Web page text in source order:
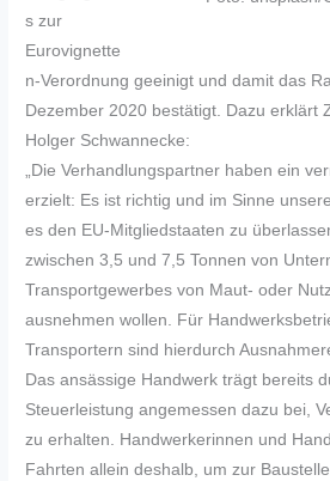
s zur
Eurovignette
n-Verordnung geeinigt und damit das
Dezember 2020 bestätigt. Dazu erklärt
Holger Schwannecke:
„Die Verhandlungspartner haben ein
erzielt: Es ist richtig und im Sinne
es den EU-Mitgliedstaaten zu
zwischen 3,5 und 7,5 Tonnen von
Transportgewerbes von Maut- oder
ausnehmen wollen. Für
Transportern sind hierdurch
Das ansässige Handwerk trägt bereits
Steuerleistung angemessen dazu bei,
zu erhalten. Handwerkerinnen und
Fahrten allein deshalb, um zur